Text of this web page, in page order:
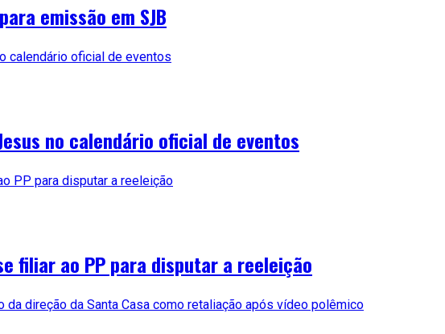
emissão em SJB
no calendário oficial de eventos
filiar ao PP para disputar a reeleição